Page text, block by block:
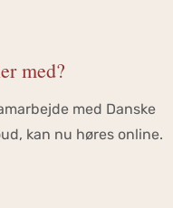
med?
med Danske
kan nu høres online.